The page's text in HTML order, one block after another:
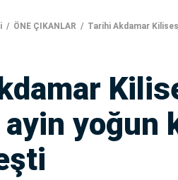
ÖNE ÇIKANLAR Tarihi Akdamar
yoğun